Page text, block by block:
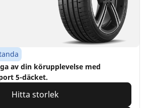
av din körupplevelse med
5-däcket.
Hitta storlek